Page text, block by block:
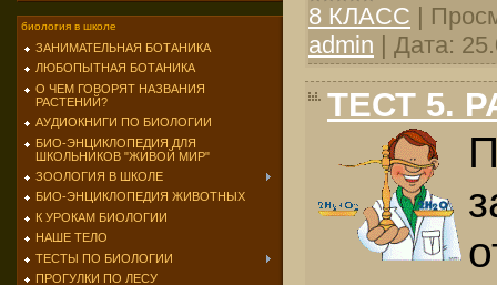
биология в школе
ЗАНИМАТЕЛЬНАЯ БОТАНИКА
ЛЮБОПЫТНАЯ БОТАНИКА
О ЧЕМ ГОВОРЯТ НАЗВАНИЯ
РАСТЕНИЙ?
АУДИОКНИГИ ПО БИОЛОГИИ
БИО-ЭНЦИКЛОПЕДИЯ ДЛЯ
ШКОЛЬНИКОВ "ЖИВОЙ МИР"
ЗООЛОГИЯ В ШКОЛЕ
БИО-ЭНЦИКЛОПЕДИЯ ЖИВОТНЫХ
К УРОКАМ БИОЛОГИИ
НАШЕ ТЕЛО
ТЕСТЫ ПО БИОЛОГИИ
ПРОГУЛКИ ПО ЛЕСУ
8 КЛАСС |
admin | Дата:
ТЕСТ 5.